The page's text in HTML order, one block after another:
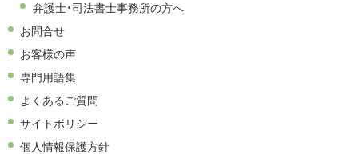
弁護士・司法書士事務所の方へ
お問合せ
お客様の声
専門用語集
よくあるご質問
サイトポリシー
個人情報保護方針